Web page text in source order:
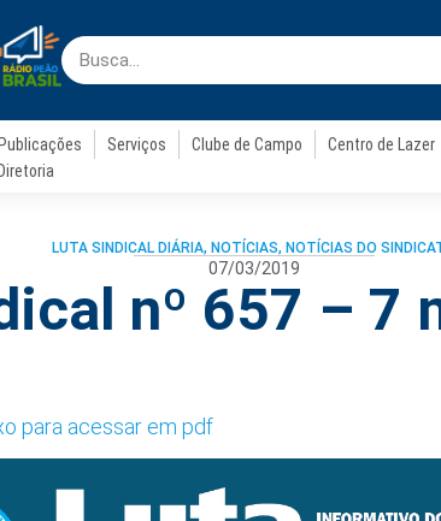
Publicações Serviços Clube de Campo Centro de Lazer
Diretoria
LUTA SINDICAL DIÁRIA, NOTÍCIAS, NOTÍCIAS DO
07/03/2019
nº 657 – 7
para acessar em pdf